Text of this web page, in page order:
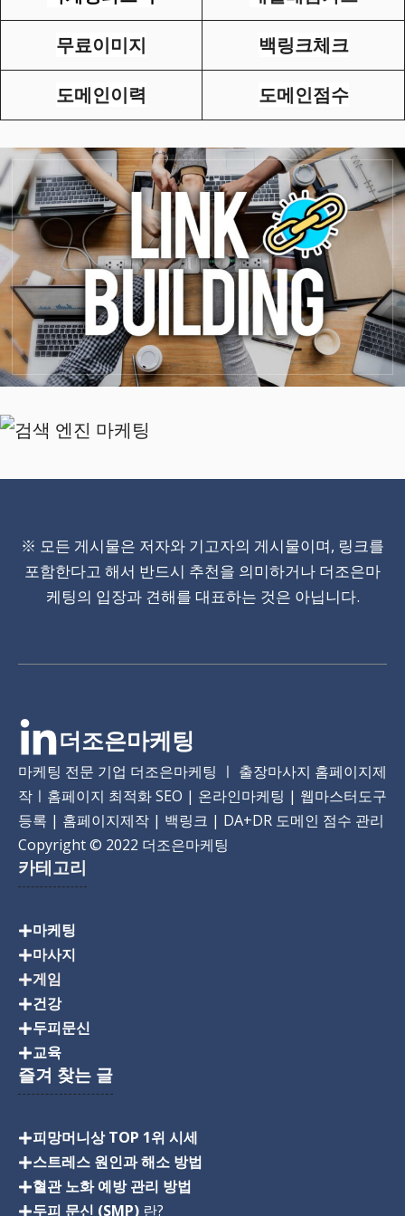
무료이미지 백링크체크
도메인이력 도메인점수
※ 모든 게시물은 저자와 기고자의 게시물이며, 링크를
포함한다고 해서 반드시 추천을 의미하거나 더조은마
케팅의 입장과 견해를 대표하는 것은 아닙니다.
더조은마케팅
마케팅 전문 기업 더조은마케팅 ㅣ 출장마사지 홈페이지제
작ㅣ홈페이지 최적화 SEO | 온라인마케팅 | 웹마스터도구
등록 | 홈페이지제작 | 백링크 | DA+DR 도메인 점수 관리
Copyright© 2022 더조은마케팅
카테고리
마케팅
마사지
게임
건강
두피문신
교육
즐겨 찾는 글
피망머니상 TOP 1위 시세
스트레스 원인과 해소 방법
혈관 노화 예방 관리 방법
두피 문신 (SMP) 란?